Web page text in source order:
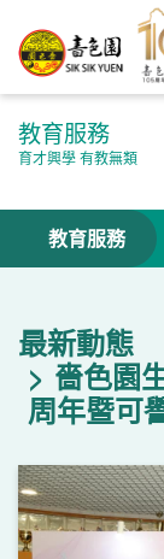
教育服務
育才興學 有教無類
教育服務
最新動態
嗇色園
周年暨可